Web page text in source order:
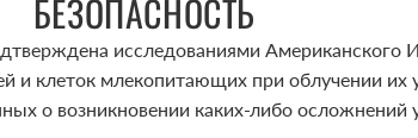
БЕЗОПАСНОСТЬ
исследованиями Американского
и клеток млекопитающих при облучении их
о возникновении каких-либо осложнений